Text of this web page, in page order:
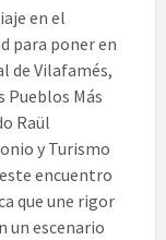
en el
para poner en
de Vilafamés,
Pueblos Más
Raül
y Turismo
encuentro
que une rigor
un escenario